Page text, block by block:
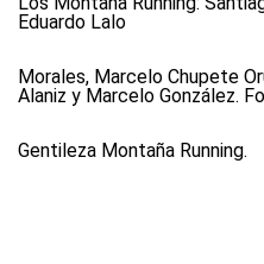
Eduardo Lalo
Morales, Marcelo Chupete
Alaniz y Marcelo González.
Gentileza Montaña Running.